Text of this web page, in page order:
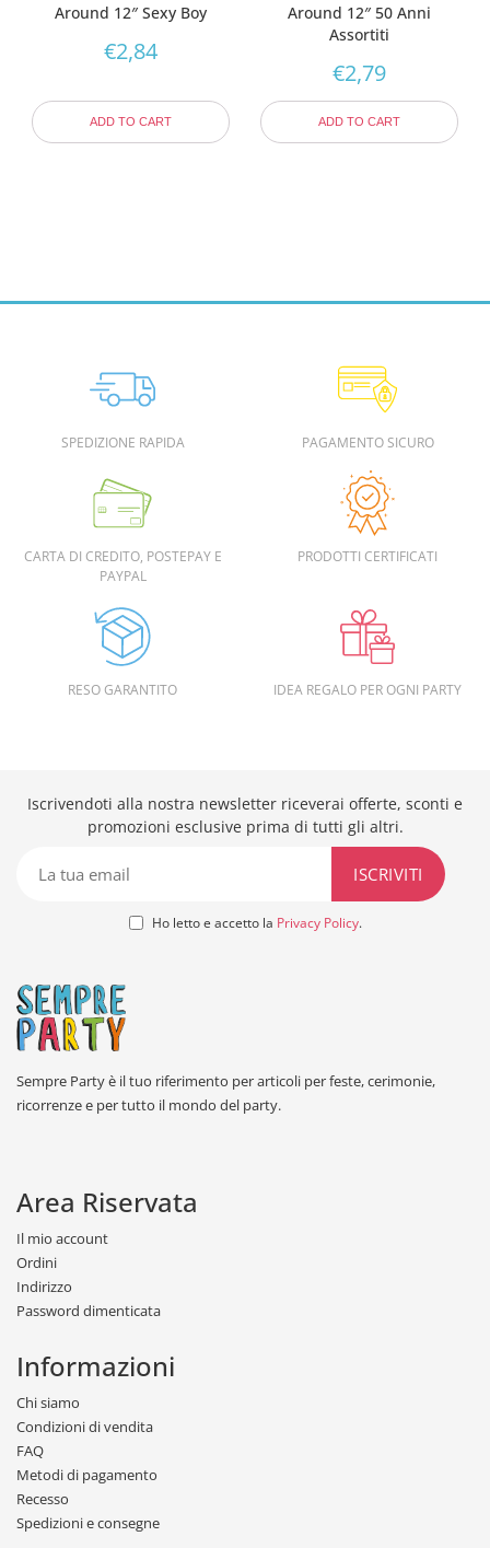
Around 12″ Sexy Boy
€2,84
ADD TO CART
Around 12″ 50 Anni
Assortiti
€2,79
ADD TO CART
SPEDIZIONE RAPIDA PAGAMENTO SICURO
CARTA DI CREDITO, POSTEPAY E
PAYPAL
PRODOTTI CERTIFICATI
RESO GARANTITO IDEA REGALO PER OGNI PARTY
Iscrivendoti alla nostra newsletter riceverai offerte, sconti e
promozioni esclusive prima di tutti gli altri.
Ho letto e accetto la Privacy Policy.
Sempre Party è il tuo riferimento per articoli per feste, cerimonie,
ricorrenze e per tutto il mondo del party.
Area Riservata
Il mio account
Ordini
Indirizzo
Password dimenticata
Informazioni
Chi siamo
Condizioni di vendita
FAQ
Metodi di pagamento
Recesso
Spedizioni e consegne